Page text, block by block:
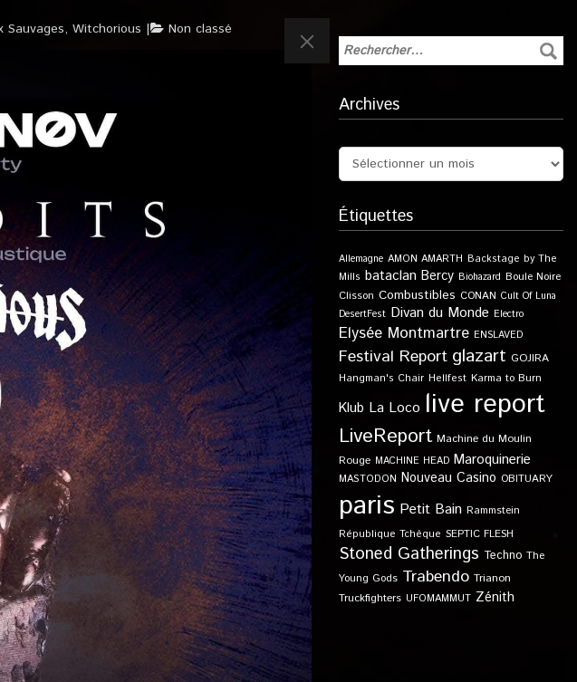
Sauvages, Witchorious Non classé
Archives
Étiquettes
Allemagne AMON AMARTH Backstage by The
Mills bataclan Bercy Biohazard Boule Noire
Clisson Combustibles CONAN Cult Of Luna
DesertFest Divan du Monde Electro
Elysée Montmartre ENSLAVED
Festival Report glazart GOJIRA
Hangman's Chair Hellfest Karma to Burn
Klub La Loco live report
LiveReport Machine du Moulin
Rouge MACHINE HEAD Maroquinerie
MASTODON Nouveau Casino OBITUARY
paris Petit Bain Rammstein
République Tchèque SEPTIC FLESH
Stoned Gatherings Techno The
Young Gods Trabendo Trianon
Truckfighters UFOMAMMUT Zénith